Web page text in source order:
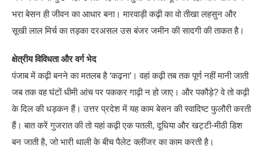
भरा बेसन ही जीवन का आधार बना। मारवाड़ी कढ़ी का वो तीखा लहसुन और
सूखी लाल मिर्च का तड़का दरअसल उस बंजर जमीन की सादगी की ताकत है।
क्षेत्रीय विविधता और वर्ग भेद
पंजाब में कढ़ी बनने का मतलब है ‘कढ़ना’। वहां कढ़ी तब तक पूर्ण नहीं मानी जाती
जब तक वह घंटों धीमी आंच पर पककर गाढ़ी न हो जाए। और पकौड़े? वे तो कढ़ी
के दिल की धड़कन हैं। उत्तर प्रदेश में यह काम बेसन की स्वादिष्ट फुलौरी करती
हैं। बात करें गुजरात की तो यहां कढ़ी एक पतली, दूधिया और खट्टी-मीठी डिश
बन जाती है, जो भारी थाली के बीच पैलेट क्लींजर का काम करती है।